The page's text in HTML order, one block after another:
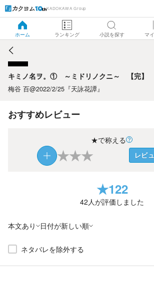
KADOKAWA Group
ホーム ランキング 小説を探す マ
キミノ名ヲ。① ～ミドリノクニ～ 【完
キミノ名ヲ。① ～ミドリノクニ～ 【完】
梅谷 百@2022/2/25『天詠花譚』
おすすめレビュー
★で称える
★★★ レビ
★122
42人が評価しました
本文あり 日付が新しい順
ネタバレを除外する